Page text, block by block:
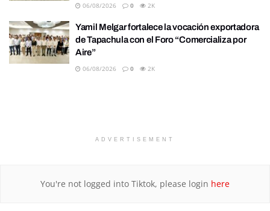
06/08/2026 0 2K
Yamil Melgar fortalece la vocación exportadora
de Tapachula con el Foro “Comercializa por
Aire”
06/08/2026 0 2K
ADVERTISEMENT
You're not logged into Tiktok, please login here